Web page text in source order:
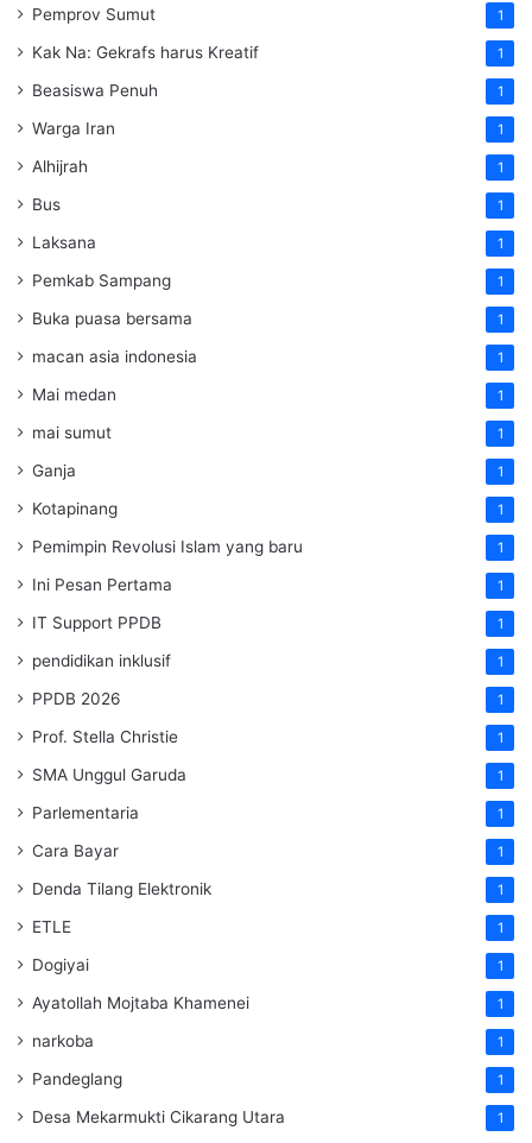
Pemprov Sumut 1
Kak Na: Gekrafs harus Kreatif 1
Beasiswa Penuh 1
Warga Iran 1
Alhijrah 1
Bus 1
Laksana 1
Pemkab Sampang 1
Buka puasa bersama 1
macan asia indonesia 1
Mai medan 1
mai sumut 1
Ganja 1
Kotapinang 1
Pemimpin Revolusi Islam yang baru 1
Ini Pesan Pertama 1
IT Support PPDB 1
pendidikan inklusif 1
PPDB 2026 1
Prof. Stella Christie 1
SMA Unggul Garuda 1
Parlementaria 1
Cara Bayar 1
Denda Tilang Elektronik 1
ETLE 1
Dogiyai 1
Ayatollah Mojtaba Khamenei 1
narkoba 1
Pandeglang 1
Desa Mekarmukti Cikarang Utara 1